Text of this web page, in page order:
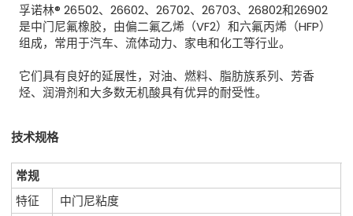
孚诺林® 26502、26602、26702、26703、26802和26902
是中门尼氟橡胶，由偏二氟乙烯（VF2）和六氟丙烯（HFP）
组成，常用于汽车、流体动力、家电和化工等行业。
它们具有良好的延展性，对油、燃料、脂肪族系列、芳香
烃、润滑剂和大多数无机酸具有优异的耐受性。
技术规格
常规
特征
中门尼粘度